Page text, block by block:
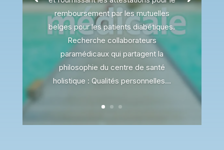
remboursement par les mutuelles
belges pour les patients diabétiques.
Recherche collaborateurs
paramédicaux qui partagent la
philosophie du centre de santé
holistique : Qualités personnelles...